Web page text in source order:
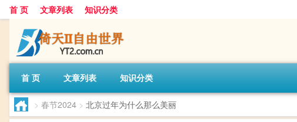
首 页 文章列表 知识分类
首 页 文章列表 知识分类
> 春节2024 > 北京过年为什么那么美丽